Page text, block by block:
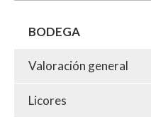
BODEGA
Valoración general
Licores